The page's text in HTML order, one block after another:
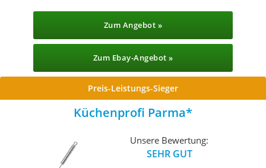
Zum Angebot »
Zum Ebay-Angebot »
Preis-Leistungs-Sieger
Küchenprofi Parma
Unsere Bewertung:
SEHR GUT